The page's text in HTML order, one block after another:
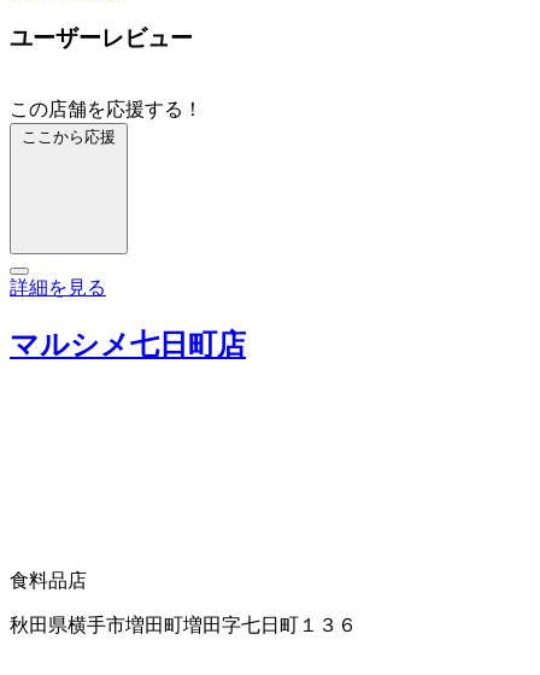
ユーザーレビュー
この店舗を応援する！
ここから応援
詳細を見る
マルシメ七日町店
食料品店
秋田県横手市増田町増田字七日町１３６